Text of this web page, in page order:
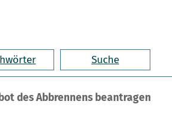
Suche
des Abbrennens beantragen